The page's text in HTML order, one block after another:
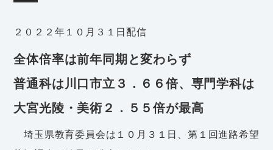
２０２２年１０月３１日配信
全体倍率は前年同期と変わらず
普通科は川口市立３．６６倍、専門学科は
大宮光陵・美術２．５５倍が最高
埼玉県教育委員会は１０月３１日、第１回進路希望